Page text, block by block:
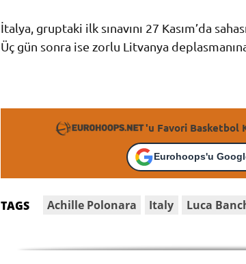
İtalya, gruptaki ilk sınavını 27 Kasım’da
Üç gün sonra ise zorlu Litvanya deplasmanına
'u Favori Basketbol
Eurohoops'u
TAGS Achille Polonara Italy Luca